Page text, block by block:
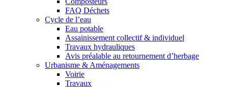
FAQ Déchets
Cycle de l’eau
Eau potable
Assainissement collectif & individuel
Travaux hydrauliques
Avis préalable au retournement d’herbage
Urbanisme & Aménagements
Voirie
Travaux